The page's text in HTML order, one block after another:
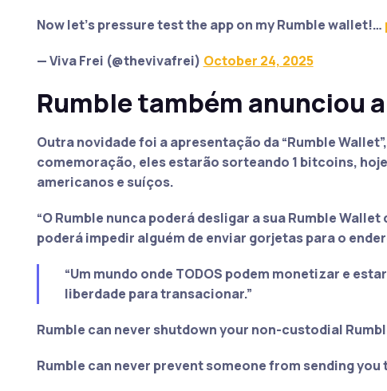
Now let’s pressure test the app on my Rumble wallet!…
— Viva Frei (@thevivafrei) October 24, 2025
Rumble também anunciou
Outra novidade foi a apresentação da“Rumble Wallet”
comemoração, eles estarão sorteando 1 bitcoins,
americanos e suíços.
“O Rumble nunca poderá desligar a sua Rumble
poderá impedir alguém de enviar gorjetas para o
“Um mundo onde TODOS podem monetizar e
liberdade para transacionar.”
Rumble can never shutdown your non-custodial
Rumble can never prevent someone from sending